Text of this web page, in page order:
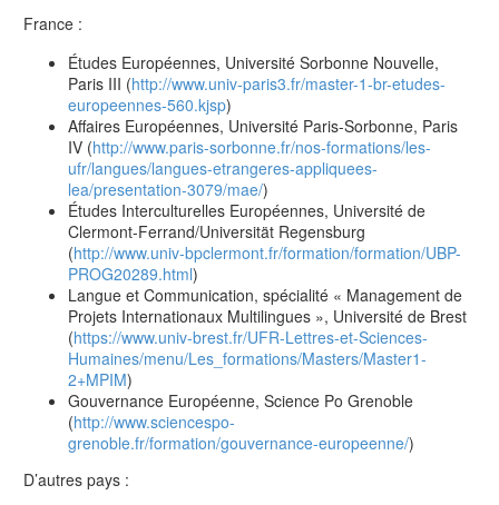
France :
Études Européennes, Université Sorbonne Nouvelle,
Paris III (http://www.univ-paris3.fr/master-1-br-etudes-
europeennes-560.kjsp)
Affaires Européennes, Université Paris-Sorbonne, Paris
IV (http://www.paris-sorbonne.fr/nos-formations/les-
ufr/langues/langues-etrangeres-appliquees-
lea/presentation-3079/mae/)
Études Interculturelles Européennes, Université de
Clermont-Ferrand/Universität Regensburg
(http://www.univ-bpclermont.fr/formation/formation/UBP-
PROG20289.html)
Langue et Communication, spécialité « Management de
Projets Internationaux Multilingues », Université de Brest
(https://www.univ-brest.fr/UFR-Lettres-et-Sciences-
Humaines/menu/Les_formations/Masters/Master1-
2+MPIM)
Gouvernance Européenne, Science Po Grenoble
(http://www.sciencespo-
grenoble.fr/formation/gouvernance-europeenne/)
D’autres pays :